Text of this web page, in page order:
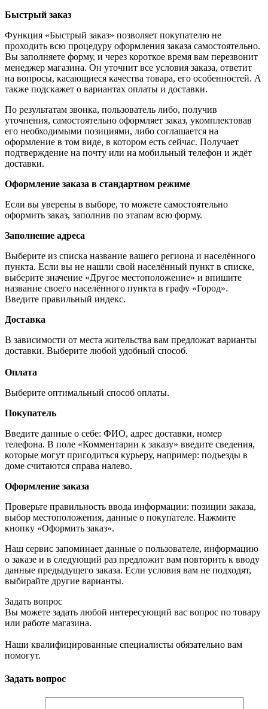
Быстрый заказ
Функция «Быстрый заказ» позволяет покупателю не
проходить всю процедуру оформления заказа самостоятельно.
Вы заполняете форму, и через короткое время вам перезвонит
менеджер магазина. Он уточнит все условия заказа, ответит
на вопросы, касающиеся качества товара, его особенностей. А
также подскажет о вариантах оплаты и доставки.
По результатам звонка, пользователь либо, получив
уточнения, самостоятельно оформляет заказ, укомплектовав
его необходимыми позициями, либо соглашается на
оформление в том виде, в котором есть сейчас. Получает
подтверждение на почту или на мобильный телефон и ждёт
доставки.
Оформление заказа в стандартном режиме
Если вы уверены в выборе, то можете самостоятельно
оформить заказ, заполнив по этапам всю форму.
Заполнение адреса
Выберите из списка название вашего региона и населённого
пункта. Если вы не нашли свой населённый пункт в списке,
выберите значение «Другое местоположение» и впишите
название своего населённого пункта в графу «Город».
Введите правильный индекс.
Доставка
В зависимости от места жительства вам предложат варианты
доставки. Выберите любой удобный способ.
Оплата
Выберите оптимальный способ оплаты.
Покупатель
Введите данные о себе: ФИО, адрес доставки, номер
телефона. В поле «Комментарии к заказу» введите сведения,
которые могут пригодиться курьеру, например: подъезды в
доме считаются справа налево.
Оформление заказа
Проверьте правильность ввода информации: позиции заказа,
выбор местоположения, данные о покупателе. Нажмите
кнопку «Оформить заказ».
Наш сервис запоминает данные о пользователе, информацию
о заказе и в следующий раз предложит вам повторить к вводу
данные предыдущего заказа. Если условия вам не подходят,
выбирайте другие варианты.
Задать вопрос
Вы можете задать любой интересующий вас вопрос по товару
или работе магазина.
Наши квалифицированные специалисты обязательно вам
помогут.
Задать вопрос